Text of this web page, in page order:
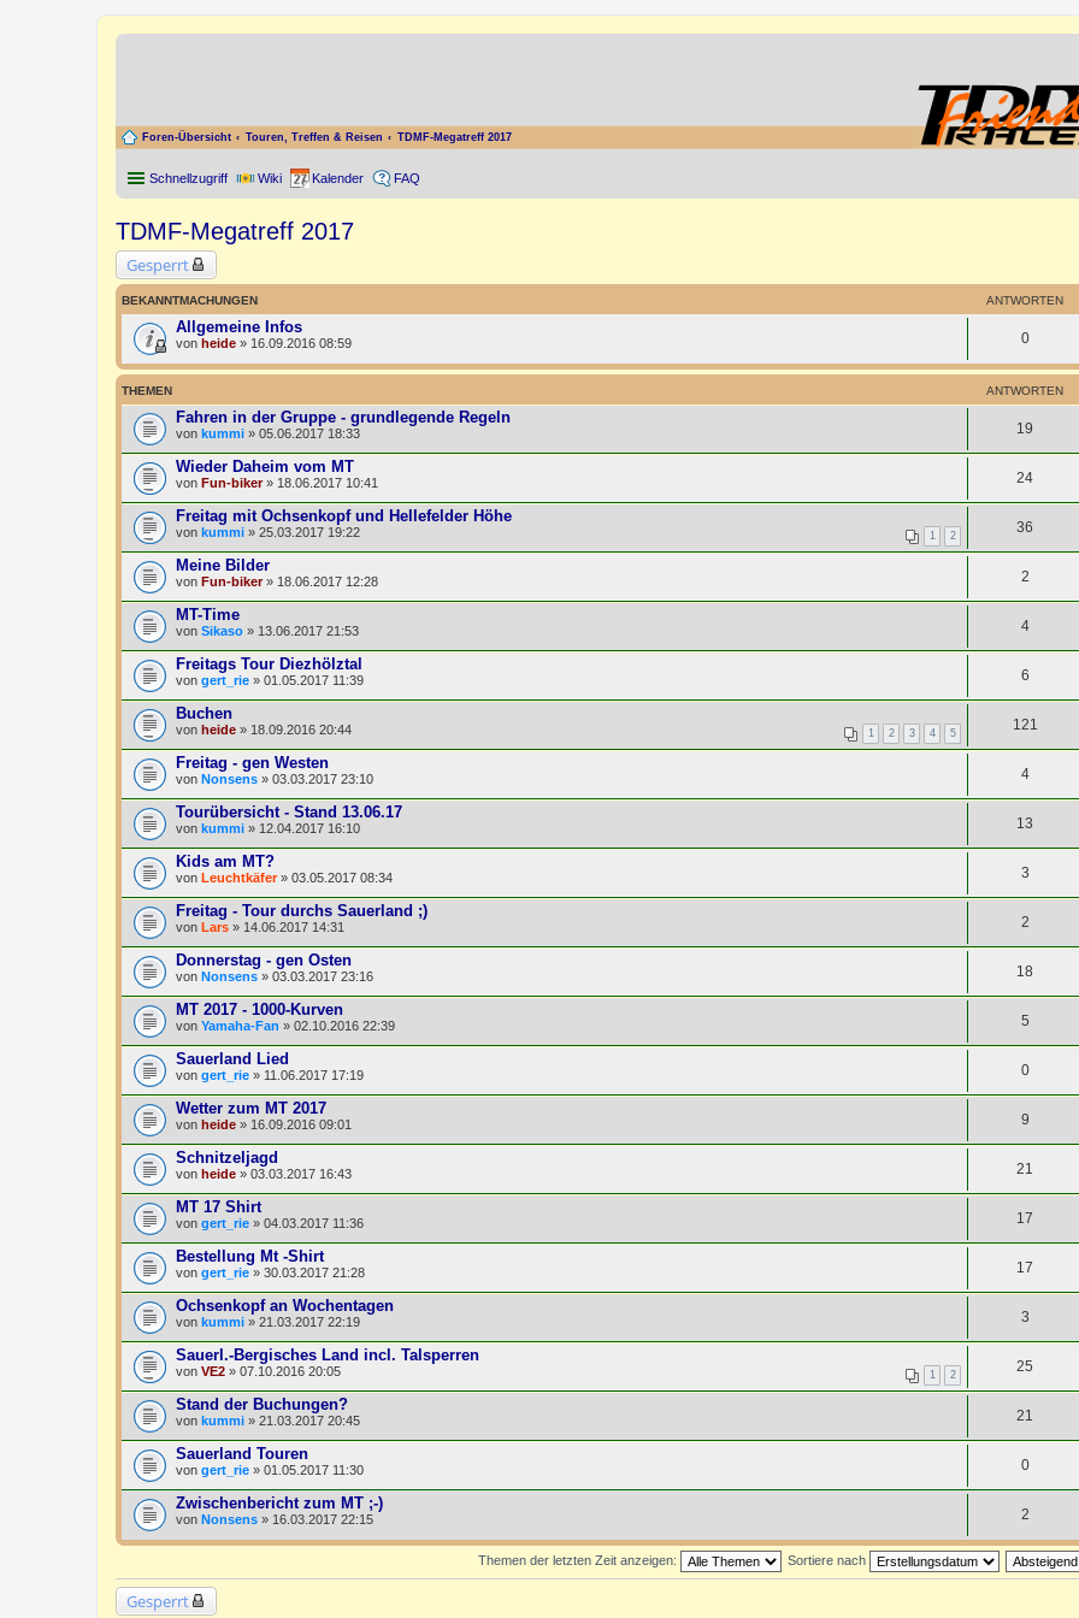
Foren-Übersicht Touren, Treffen & Reisen TDMF-Megatreff 2017
Schnellzugriff Wiki Kalender FAQ
TDMF-Megatreff 2017
Gesperrt
BEKANNTMACHUNGEN ANTWORTEN
Allgemeine Infos
von heide » 16.09.2016 08:59 0
THEMEN ANTWORTEN
Fahren in der Gruppe - grundlegende Regeln
von kummi » 05.06.2017 18:33 19
Wieder Daheim vom MT
von Fun-biker» 18.06.2017 10:41 24
Freitag mit Ochsenkopf und Hellefelder Höhe
1 2
von kummi » 25.03.2017 19:22 36
Meine Bilder
von Fun-biker» 18.06.2017 12:28 2
MT-Time
von Sikaso » 13.06.2017 21:53 4
Freitags Tour Diezhölztal
von gert_rie » 01.05.2017 11:39 6
Buchen
1 2 3 4 5
von heide » 18.09.2016 20:44 121
Freitag - gen Westen
von Nonsens » 03.03.2017 23:10 4
Tourübersicht - Stand 13.06.17
von kummi » 12.04.2017 16:10 13
Kids am MT?
von Leuchtkäfer» 03.05.2017 08:34 3
Freitag - Tour durchs Sauerland ;)
von Lars » 14.06.2017 14:31 2
Donnerstag - gen Osten
von Nonsens » 03.03.2017 23:16 18
MT 2017 - 1000-Kurven
von Yamaha-Fan » 02.10.2016 22:39 5
Sauerland Lied
von gert_rie » 11.06.2017 17:19 0
Wetter zum MT 2017
von heide » 16.09.2016 09:01 9
Schnitzeljagd
von heide » 03.03.2017 16:43 21
MT 17 Shirt
von gert_rie » 04.03.2017 11:36 17
Bestellung Mt -Shirt
von gert_rie » 30.03.2017 21:28 17
Ochsenkopf an Wochentagen
von kummi » 21.03.2017 22:19 3
Sauerl.-Bergisches Land incl. Talsperren
1 2
von VE2 » 07.10.2016 20:05 25
Stand der Buchungen?
von kummi » 21.03.2017 20:45 21
Sauerland Touren
von gert_rie » 01.05.2017 11:30 0
Zwischenbericht zum MT ;-)
von Nonsens » 16.03.2017 22:15 2
Themen der letzten Zeit anzeigen: Sortiere nach
Gesperrt